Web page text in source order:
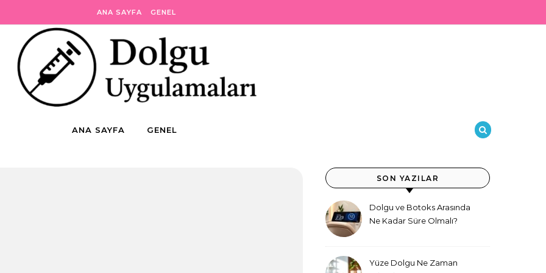
ANA SAYFA GENEL
ANA SAYFA GENEL
SON YAZILAR
Dolgu ve Botoks Arasında
Ne Kadar Süre Olmalı?
Yüze Dolgu Ne Zaman